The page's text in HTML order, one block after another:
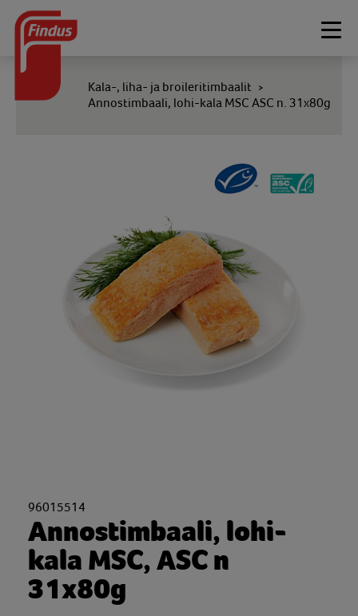
Kala-, liha- ja broileritimbaalit >
Annostimbaali, lohi-kala MSC ASC n. 31x80g
96015514
Annostimbaali, lohi-
kala MSC, ASC n
31x80g